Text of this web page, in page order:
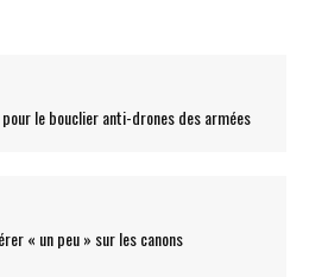
le bouclier anti-drones des armées
« un peu » sur les canons